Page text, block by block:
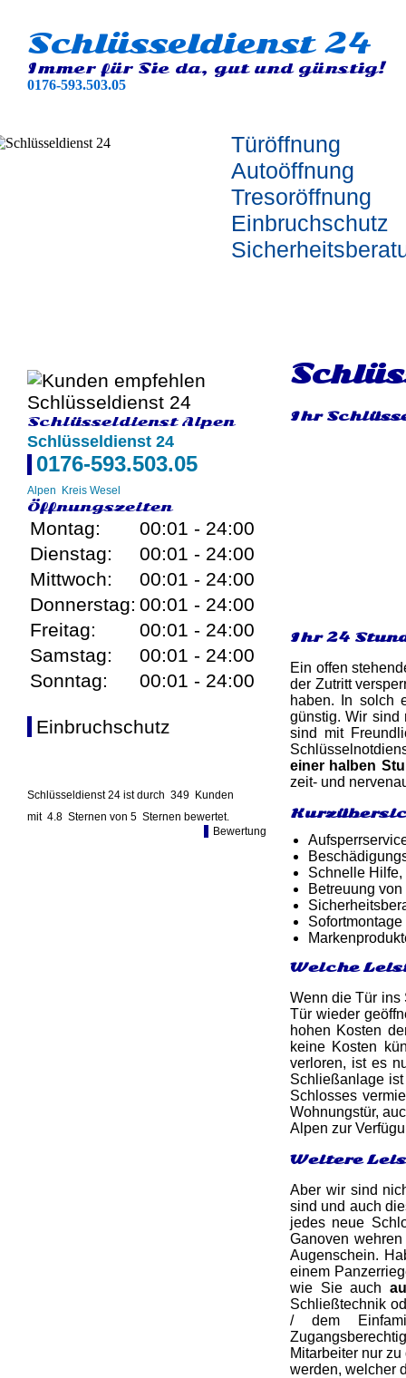
Schlüsseldienst 24
Immer für Sie da, gut und günstig!
0176-593.503.05
Türöffnung
Autoöffnung
Tresoröffnung
Einbruchschutz
Schlüsseldienst Alpen
Schlüsseldienst 24
0176-593.503.05
Alpen Kreis Wesel
Öffnungszeiten
Montag:
00:01 - 24:00
Dienstag:
00:01 - 24:00
Mittwoch:
00:01 - 24:00
Donnerstag: 00:01 - 24:00
Freitag:
00:01 - 24:00
Samstag:
00:01 - 24:00
Sonntag:
00:01 - 24:00
Einbruchschutz
Schlüsseldienst 24 ist durch 349 Kunden
mit 4.8 Sternen von 5 Sternen bewertet.
Bewertung
Ihr
Ihr 24
Ein offen
der Zutritt
haben. In solch
günstig. Wir sind
sind mit
einer halben
zeit- und
Schnelle Hilfe,
Betreuung
Welche
Wenn die Tür ins
Tür wieder
hohen Kosten
keine Kosten
verloren, ist es
Schließanlage
Schlosses
Wohnungstür,
Alpen zur
Weitere
Aber wir sind
sind und auch
jedes neue
Ganoven
Augenschein.
einem
wie Sie auch
Schließtechnik
/ dem
Mitarbeiter nur
werden, welcher